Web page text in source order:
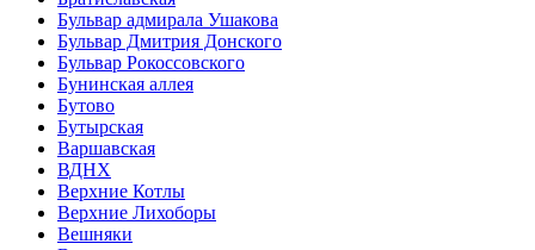
Бульвар адмирала Ушакова
Бульвар Дмитрия Донского
Бульвар Рокоссовского
Бунинская аллея
Бутово
Бутырская
Варшавская
ВДНХ
Верхние Котлы
Верхние Лихоборы
Вешняки